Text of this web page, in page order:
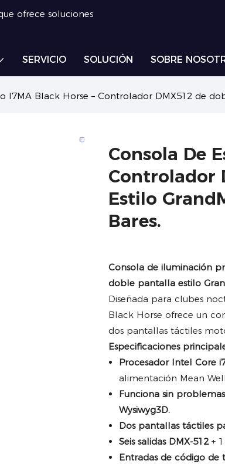
ofrece soluciones
SERVICIO SOLUCIÓN SOBRE
I7MA Black Horse – Controlador DMX512 de
Consola De
Controlador
Estilo
Bares.
Consola de iluminación
doble pantalla estilo
Diseñada para clubes
Black Horse ofrece un
dos pantallas táctiles
Especificaciones
Procesador Intel Core
alimentación Mean Well
Funciona sin
Wysiwyg3D.
Dos pantallas táctiles
Seis salidas DMX-512+ 1
Entradas de código de